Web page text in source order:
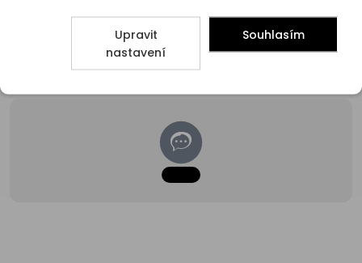
Upravit
nastavení
Souhlasím